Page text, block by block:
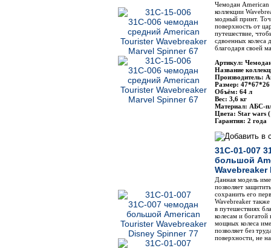
Чемодан American
коллекции
модный принт.
поверхность от
путешествие,
сдвоенных колеса
благодаря своей
Артикул:
Название
Производитель:
Размер: 47*67*26
Объём: 64 л
Вес: 3,6 кг
Материал: АБС-
Цвета: Star wars
Гарантия: 2 года
31C-01-007
большой
Данная модель
позволяет
сохранить его
Wavebreaker
в путешествиях
колесам и
мощных колеса
позволяет без
поверхности, не